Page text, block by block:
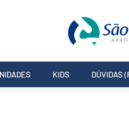
KIDS DÚVIDAS